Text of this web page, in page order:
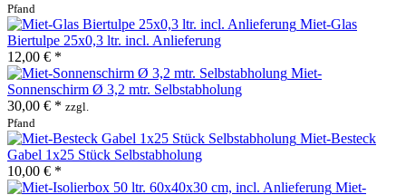
Pfand
Miet-Glas
Biertulpe 25x0,3 ltr. incl. Anlieferung
12,00 € *
Miet-
Sonnenschirm Ø 3,2 mtr. Selbstabholung
30,00 € * zzgl.
Pfand
Miet-Besteck
Gabel 1x25 Stück Selbstabholung
10,00 € *
Miet-